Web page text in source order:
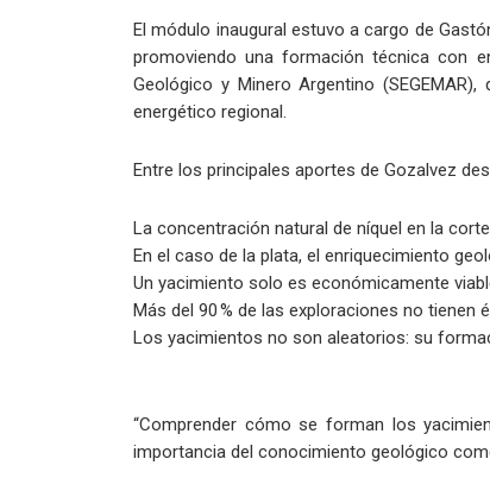
El módulo inaugural estuvo a cargo de
promoviendo una formación técnica con
Geológico y Minero Argentino
energético regional.
Entre los principales aportes de Gozalvez
La concentración natural de níquel en la
En el caso de la plata, el enriquecimiento
Un yacimiento solo es económicamente
Más del 90 % de las exploraciones no
Los yacimientos no son aleatorios: su
“Comprender cómo se forman los
importancia del conocimiento geológico